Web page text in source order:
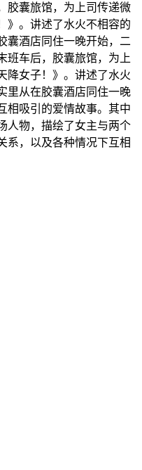
胶囊旅馆，为上司传递微
》。讲述了水火不相容的
囊酒店同住一晚开始，二
班车后，胶囊旅馆，为上
降女子！》。讲述了水火
里从在胶囊酒店同住一晚
相吸引的爱情故事。其中
人物，描绘了女主与两个
系，以及各种情况下互相